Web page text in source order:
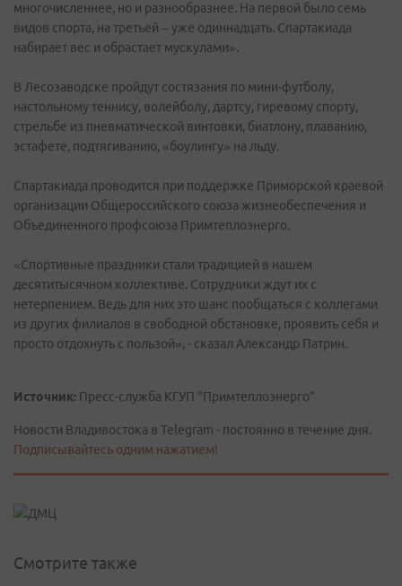
многочисленнее, но и разнообразнее. На первой было семь
видов спорта, на третьей – уже одиннадцать. Спартакиада
набирает вес и обрастает мускулами».
В Лесозаводске пройдут состязания по мини-футболу,
настольному теннису, волейболу, дартсу, гиревому спорту,
стрельбе из пневматической винтовки, биатлону, плаванию,
эстафете, подтягиванию, «боулингу» на льду.
Спартакиада проводится при поддержке Приморской краевой
организации Общероссийского союза жизнеобеспечения и
Объединенного профсоюза Примтеплоэнерго.
«Спортивные праздники стали традицией в нашем
десятитысячном коллективе. Сотрудники ждут их с
нетерпением. Ведь для них это шанс пообщаться с коллегами
из других филиалов в свободной обстановке, проявить себя и
просто отдохнуть с пользой», - сказал Александр Патрин.
Источник: Пресс-служба КГУП "Примтеплоэнерго"
Новости Владивостока в Telegram - постоянно в течение дня.
Подписывайтесь одним нажатием!
Смотрите также